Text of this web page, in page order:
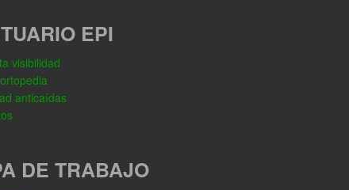
EPI
visibilidad
anticaídas
DE TRABAJO